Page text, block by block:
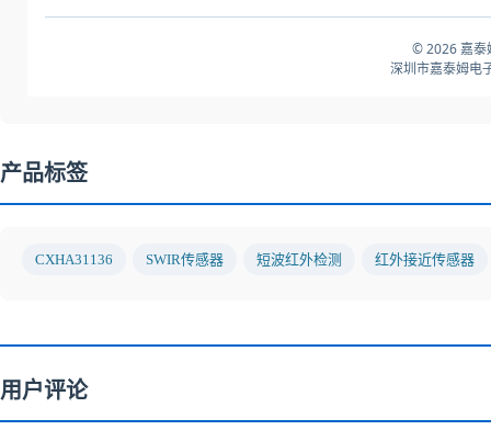
© 2026 嘉泰
深圳市嘉泰姆电
产品标签
CXHA31136 SWIR传感器 短波红外检测 红外接近传感器
用户评论